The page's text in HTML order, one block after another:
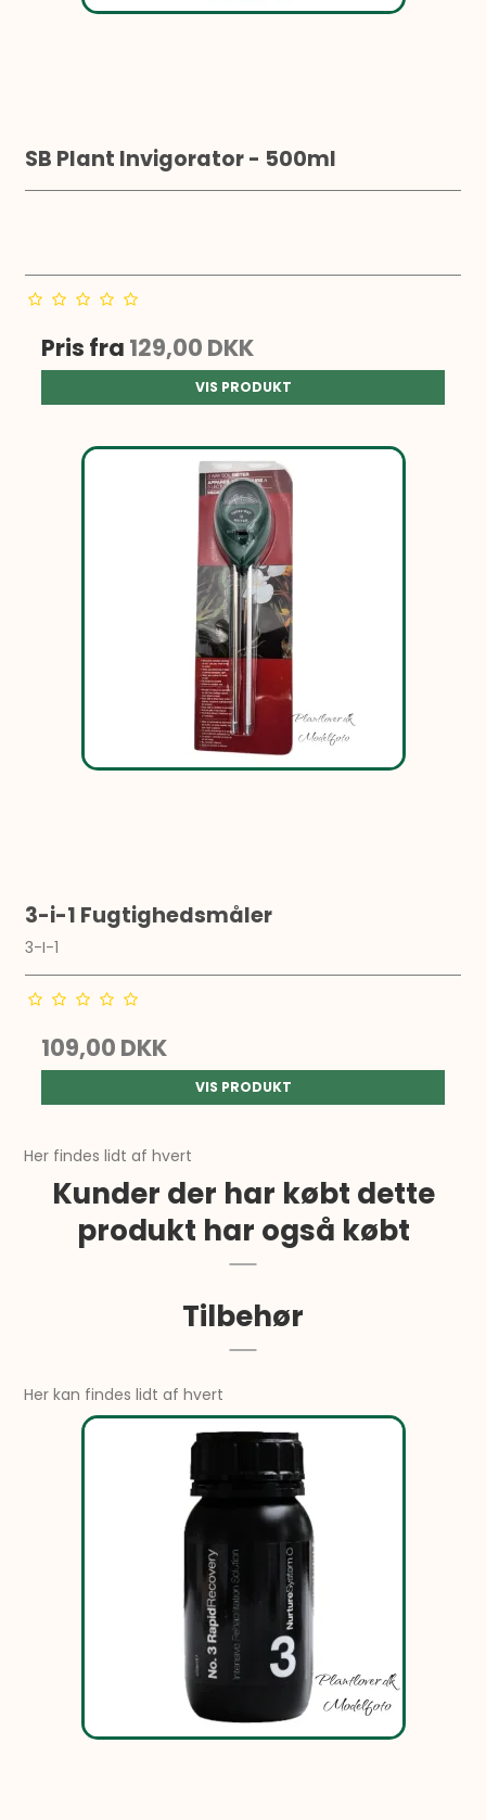
SB Plant Invigorator - 500ml
Pris fra 129,00 DKK
VIS PRODUKT
3-i-1 Fugtighedsmåler
3-I-1
109,00 DKK
VIS PRODUKT
Her findes lidt af hvert
Kunder der har købt dette
produkt har også købt
Tilbehør
Her kan findes lidt af hvert